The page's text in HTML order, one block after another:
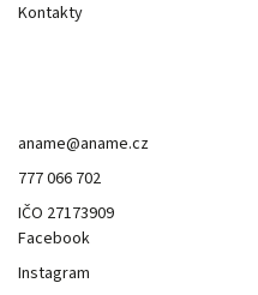
Kontakty
aname@aname.cz
777 066 702
IČO 27173909
Facebook
Instagram